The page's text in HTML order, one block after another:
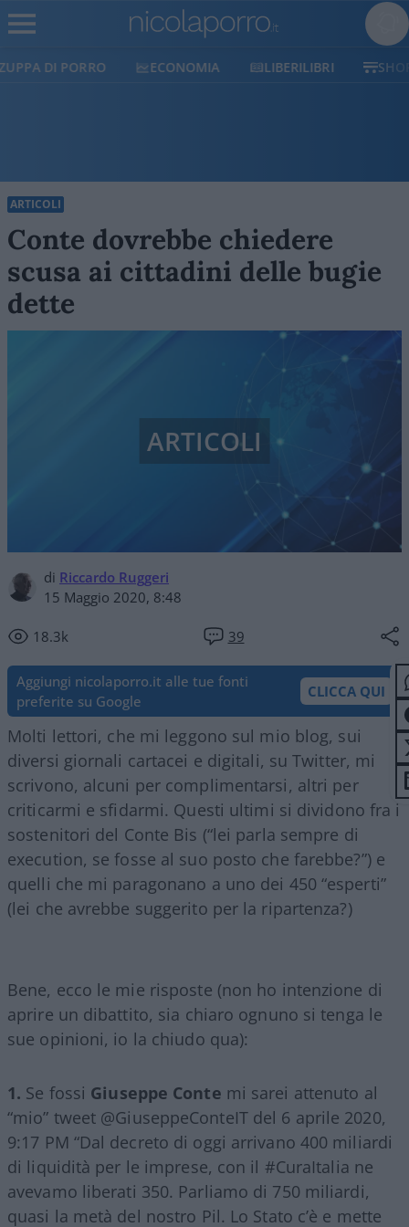
ECONOMIA LIBERILIBRI SHOP SOSTIENICI
ARTICOLI
Conte dovrebbe chiedere
scusa ai cittadini delle bugie
dette
di Riccardo Ruggeri
15 Maggio 2020, 8:48
18.3k 39
ARTICOLI
Aggiungi nicolaporro.it alle tue fonti
preferite su Google
CLICCA QUI
Molti lettori, che mi leggono sul mio blog, sui
diversi giornali cartacei e digitali, su Twitter, mi
scrivono, alcuni per complimentarsi, altri per
criticarmi e sfidarmi. Questi ultimi si dividono fra i
sostenitori del Conte Bis (“lei parla sempre di
execution, se fosse al suo posto che farebbe?”) e
quelli che mi paragonano a uno dei 450 “esperti”
(lei che avrebbe suggerito per la ripartenza?)
Bene, ecco le mie risposte (non ho intenzione di
aprire un dibattito, sia chiaro ognuno si tenga le
sue opinioni, io la chiudo qua):
1. Se fossi Giuseppe Conte mi sarei attenuto al
“mio” tweet @GiuseppeConteIT del 6 aprile 2020,
9:17 PM “Dal decreto di oggi arrivano 400 miliardi
di liquidità per le imprese, con il #CuraItalia ne
avevamo liberati 350. Parliamo di 750 miliardi,
quasi la metà del nostro Pil. Lo Stato c’è e mette